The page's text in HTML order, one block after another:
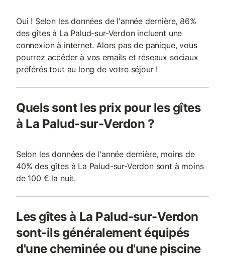
Oui ! Selon les données de l'année dernière, 86%
des gîtes à La Palud-sur-Verdon incluent une
connexion à internet. Alors pas de panique, vous
pourrez accéder à vos emails et réseaux sociaux
préférés tout au long de votre séjour !
Quels sont les prix pour les gîtes
à La Palud-sur-Verdon ?
Selon les données de l'année dernière, moins de
40% des gîtes à La Palud-sur-Verdon sont à moins
de 100 € la nuit.
Les gîtes à La Palud-sur-Verdon
sont-ils généralement équipés
d'une cheminée ou d'une piscine